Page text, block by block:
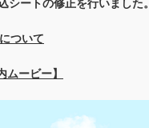
ートの修正を行いました。
ついて
ムービー】